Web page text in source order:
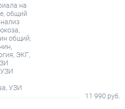
на
общий
общий,
ЭКГ,
УЗИ
11 990 руб.